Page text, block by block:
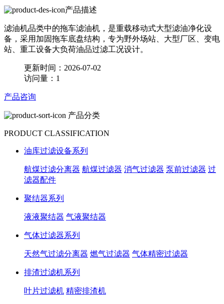
产品描述
滤油机品类中的拖车滤油机，是重载移动式大型滤油净化设
备，采用加固拖车底盘结构，专为野外场站、大型厂区、变电
站、重工设备大负荷油品过滤工况设计。
更新时间：2026-07-02
访问量：1
产品咨询
产品分类
PRODUCT CLASSIFICATION
油库过滤设备系列
航煤过滤分离器 航煤过滤器 消气过滤器 泵前过滤器 过
滤器配件
聚结器系列
液液聚结器 气液聚结器
气体过滤器系列
天然气过滤分离器 燃气过滤器 气体精密过滤器
排渣过滤机系列
叶片过滤机 精密排渣机